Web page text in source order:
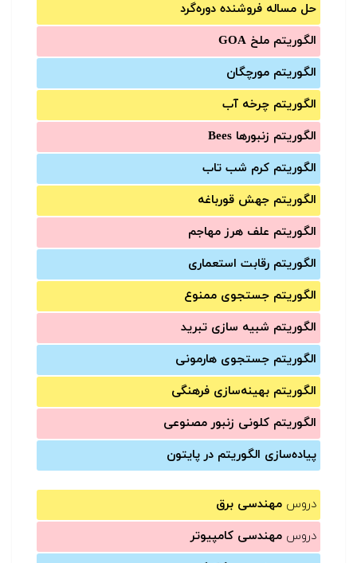
حل مساله فروشنده دوره‌گرد
الگوریتم ملخ GOA
الگوریتم مورچگان
الگوریتم چرخه آب
الگوریتم زنبورها Bees
الگوریتم کرم شب تاب
الگوریتم جهش قورباغه
الگوریتم علف هرز مهاجم
الگوریتم رقابت استعماری
الگوریتم جستجوی ممنوع
الگوریتم شبیه سازی تبرید
الگوریتم جستجوی هارمونی
الگوریتم بهینه‌سازی فرهنگی
الگوریتم کلونی زنبور مصنوعی
پیاده‌سازی الگوریتم در پایتون
دروس مهندسی برق
دروس مهندسی کامپیوتر